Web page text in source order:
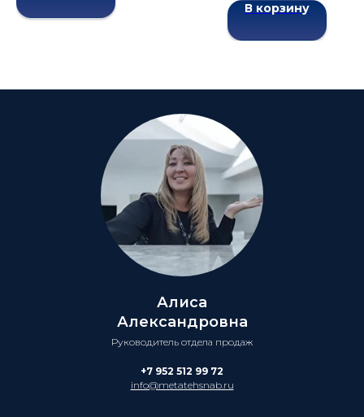
В корзину
Алиса
Александровна
Руководитель отдела продаж
+7 952 512 99 72
info@metatehsnab.ru